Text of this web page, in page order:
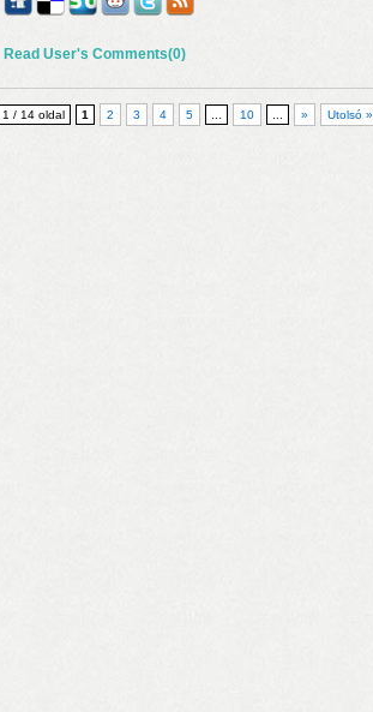
Read User's Comments(0)
1 / 14 oldal 1 2 3 4 5 10 » Utolsó »